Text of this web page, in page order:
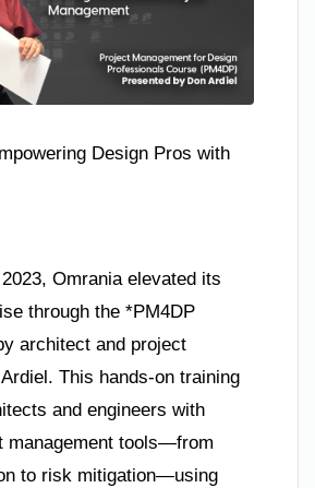
Design Pros with
2023, Omrania elevated its
through the *PM4DP
architect and project
This hands-on training
and engineers with
management tools—from
to risk mitigation—using